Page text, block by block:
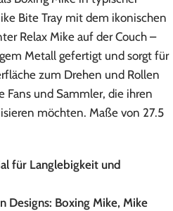
Bite Tray mit dem ikonischen
Relax Mike auf der Couch –
Metall gefertigt und sorgt für
zum Drehen und Rollen
Fans und Sammler, die ihren
möchten. Maße von 27.5
für Langlebigkeit und
Designs: Boxing Mike, Mike